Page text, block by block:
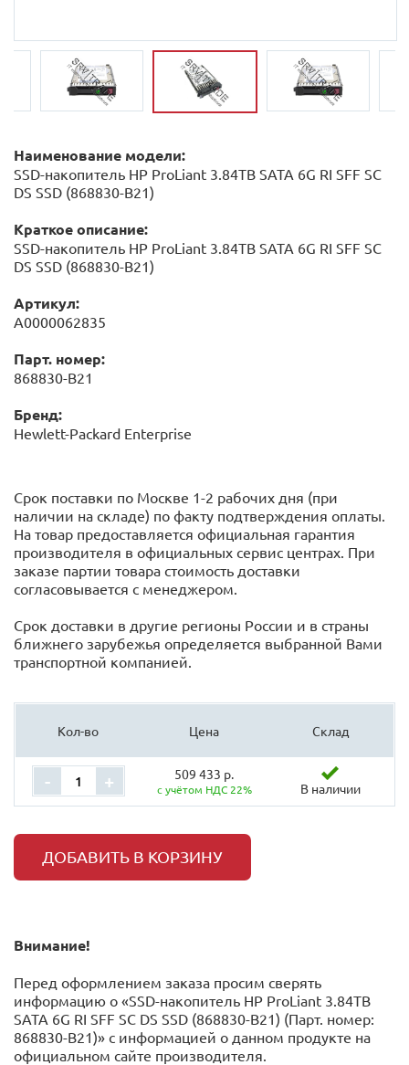
Наименование модели:
SSD-накопитель HP ProLiant 3.84TB SATA 6G RI SFF SC
DS SSD (868830-B21)
Краткое описание:
SSD-накопитель HP ProLiant 3.84TB SATA 6G RI SFF SC
DS SSD (868830-B21)
Артикул:
А0000062835
Парт. номер:
868830-B21
Бренд:
Hewlett-Packard Enterprise
Срок поставки по Москве 1-2 рабочих дня (при
наличии на складе) по факту подтверждения оплаты.
На товар предоставляется официальная гарантия
производителя в официальных сервис центрах. При
заказе партии товара стоимость доставки
согласовывается с менеджером.
Срок доставки в другие регионы России и в страны
ближнего зарубежья определяется выбранной Вами
транспортной компанией.
Кол-во Цена Склад
- + 509 433 р.
с учётом НДС 22% В наличии
ДОБАВИТЬ В КОРЗИНУ
Внимание!
Перед оформлением заказа просим сверять
информацию о «SSD-накопитель HP ProLiant 3.84TB
SATA 6G RI SFF SC DS SSD (868830-B21) (Парт. номер:
868830-B21)» с информацией o данном продукте на
официальном сайте производителя.